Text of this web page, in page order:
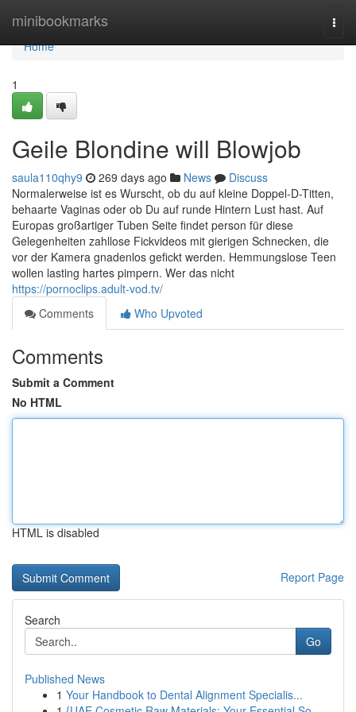
minibookmarks
Home
Home
1
Geile Blondine will Blowjob
saula110qhy9 269 days ago News
Discuss
Normalerweise ist es Wurscht, ob du auf kleine Doppel-D-Titten,
behaarte Vaginas oder ob Du auf runde Hintern Lust hast. Auf
Europas großartiger Tuben Seite findet person für diese
Gelegenheiten zahllose Fickvideos mit gierigen Schnecken, die
vor der Kamera gnadenlos gefickt werden. Hemmungslose Teen
wollen lasting hartes pimpern. Wer das nicht
https://pornoclips.adult-vod.tv/
Comments
Who Upvoted
Comments
Submit a Comment
No HTML
HTML is disabled
Report Page
Search
Go
Published News
1 Your Handbook to Dental Alignment Specialis...